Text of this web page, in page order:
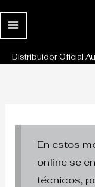
al
Distribuidor Oficial
En estos
online se
técnicos,